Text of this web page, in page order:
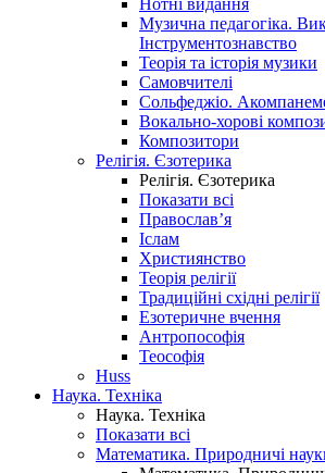
Нотні видання
Музична педагогіка.
Інструментознавство
Теорія та історія музики
Самовчителі
Сольфеджіо.
Вокально-хорові
Композитори
Релігія. Єзотерика
Релігія. Єзотерика
Показати всі
Православ’я
Іслам
Християнство
Теорія релігії
Традиційні східні релігії
Езотеричне вчення
Антропософія
Теософія
Huss
Наука. Техніка
Наука. Техніка
Показати всі
Математика. Природничі